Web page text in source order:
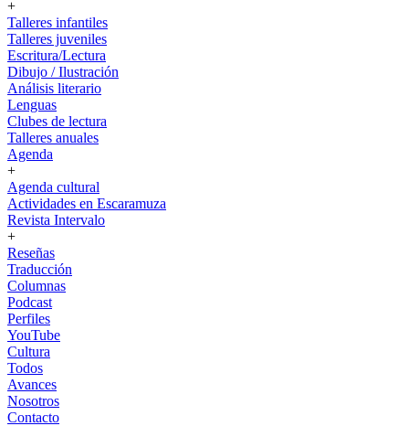
+
Talleres infantiles
Talleres juveniles
Escritura/Lectura
Dibujo / Ilustración
Análisis literario
Lenguas
Clubes de lectura
Talleres anuales
Agenda
+
Agenda cultural
Actividades en Escaramuza
Revista Intervalo
+
Reseñas
Traducción
Columnas
Podcast
Perfiles
YouTube
Cultura
Todos
Avances
Nosotros
Contacto